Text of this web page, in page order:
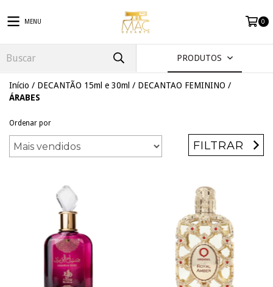
MENU 0
PRODUTOS
Início / DECANTÃO 15ml e 30ml / DECANTAO FEMININO /
ÁRABES
Ordenar por
FILTRAR